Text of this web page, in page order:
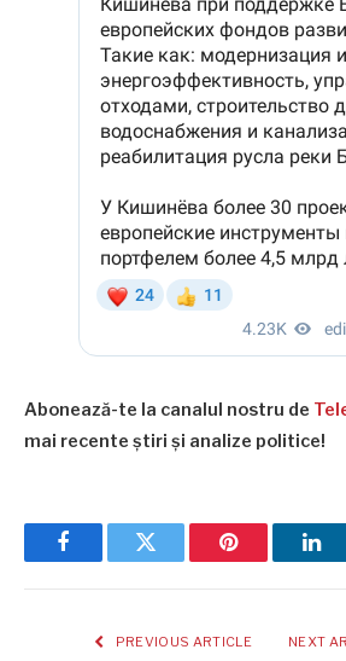
Abonează-te la canalul nostru de
mai recente știri și analize politice!
FacebookTwitter Pinterest
PREVIOUS ARTICLE NEXT